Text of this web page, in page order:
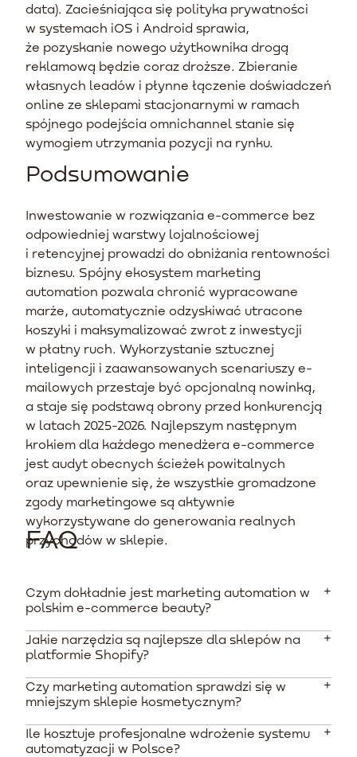
data). Zacieśniająca się polityka prywatności
w systemach iOS i Android sprawia,
że pozyskanie nowego użytkownika drogą
reklamową będzie coraz droższe. Zbieranie
własnych leadów i płynne łączenie doświadczeń
online ze sklepami stacjonarnymi w ramach
spójnego podejścia omnichannel stanie się
wymogiem utrzymania pozycji na rynku.
Podsumowanie
Inwestowanie w rozwiązania e-commerce bez
odpowiedniej warstwy lojalnościowej
i retencyjnej prowadzi do obniżania rentowności
biznesu. Spójny ekosystem marketing
automation pozwala chronić wypracowane
marże, automatycznie odzyskiwać utracone
koszyki i maksymalizować zwrot z inwestycji
w płatny ruch. Wykorzystanie sztucznej
inteligencji i zaawansowanych scenariuszy e-
mailowych przestaje być opcjonalną nowinką,
a staje się podstawą obrony przed konkurencją
w latach 2025-2026. Najlepszym następnym
krokiem dla każdego menedżera e-commerce
jest audyt obecnych ścieżek powitalnych
oraz upewnienie się, że wszystkie gromadzone
zgody marketingowe są aktywnie
wykorzystywane do generowania realnych
przychodów w sklepie.
FAQ
Czym dokładnie jest marketing automation w
polskim e-commerce beauty?
To wykorzystanie specjalistycznego oprogramowania
marketingowych. Narzędzia te segmentują klientów na
podstawie ich typu cery i preferencji, wysyłając im
rekomendacje produktowe.
Jakie narzędzia są najlepsze dla sklepów na
platformie Shopify?
Zdecydowanym faworytem w integracji ze
połączeniom bez kodowania. Popularnymi polskimi
alternatywami są także edrone i SALESmanago, które
Czy marketing automation sprawdzi się w
mniejszym sklepie kosmetycznym?
Tak. Podstawowe pakiety systemów takich jak
Ile kosztuje profesjonalne wdrożenie systemu
automatyzacji w Polsce?